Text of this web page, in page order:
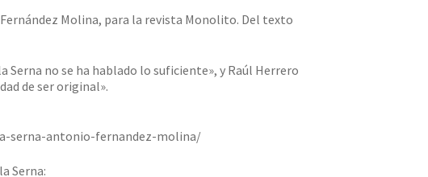
Molina, para la revista Monolito. Del texto
Serna no se ha hablado lo suficiente», y Raúl Herrero
de ser original».
serna-antonio-fernandez-molina/
Serna: